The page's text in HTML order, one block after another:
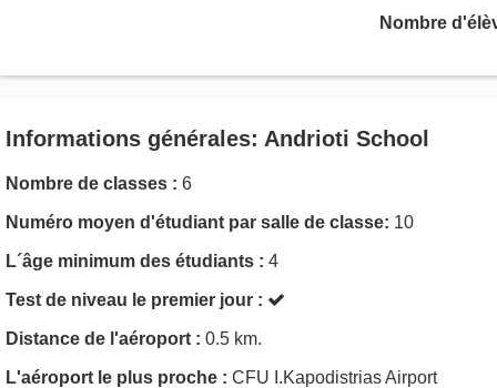
Nombre
Informations générales: Andrioti School
Nombre de classes : 6
Numéro moyen d'étudiant par salle de classe: 10
L´âge minimum des étudiants : 4
Test de niveau le premier jour :
Distance de l'aéroport : 0.5 km.
L'aéroport le plus proche : CFU I.Kapodistrias Airport